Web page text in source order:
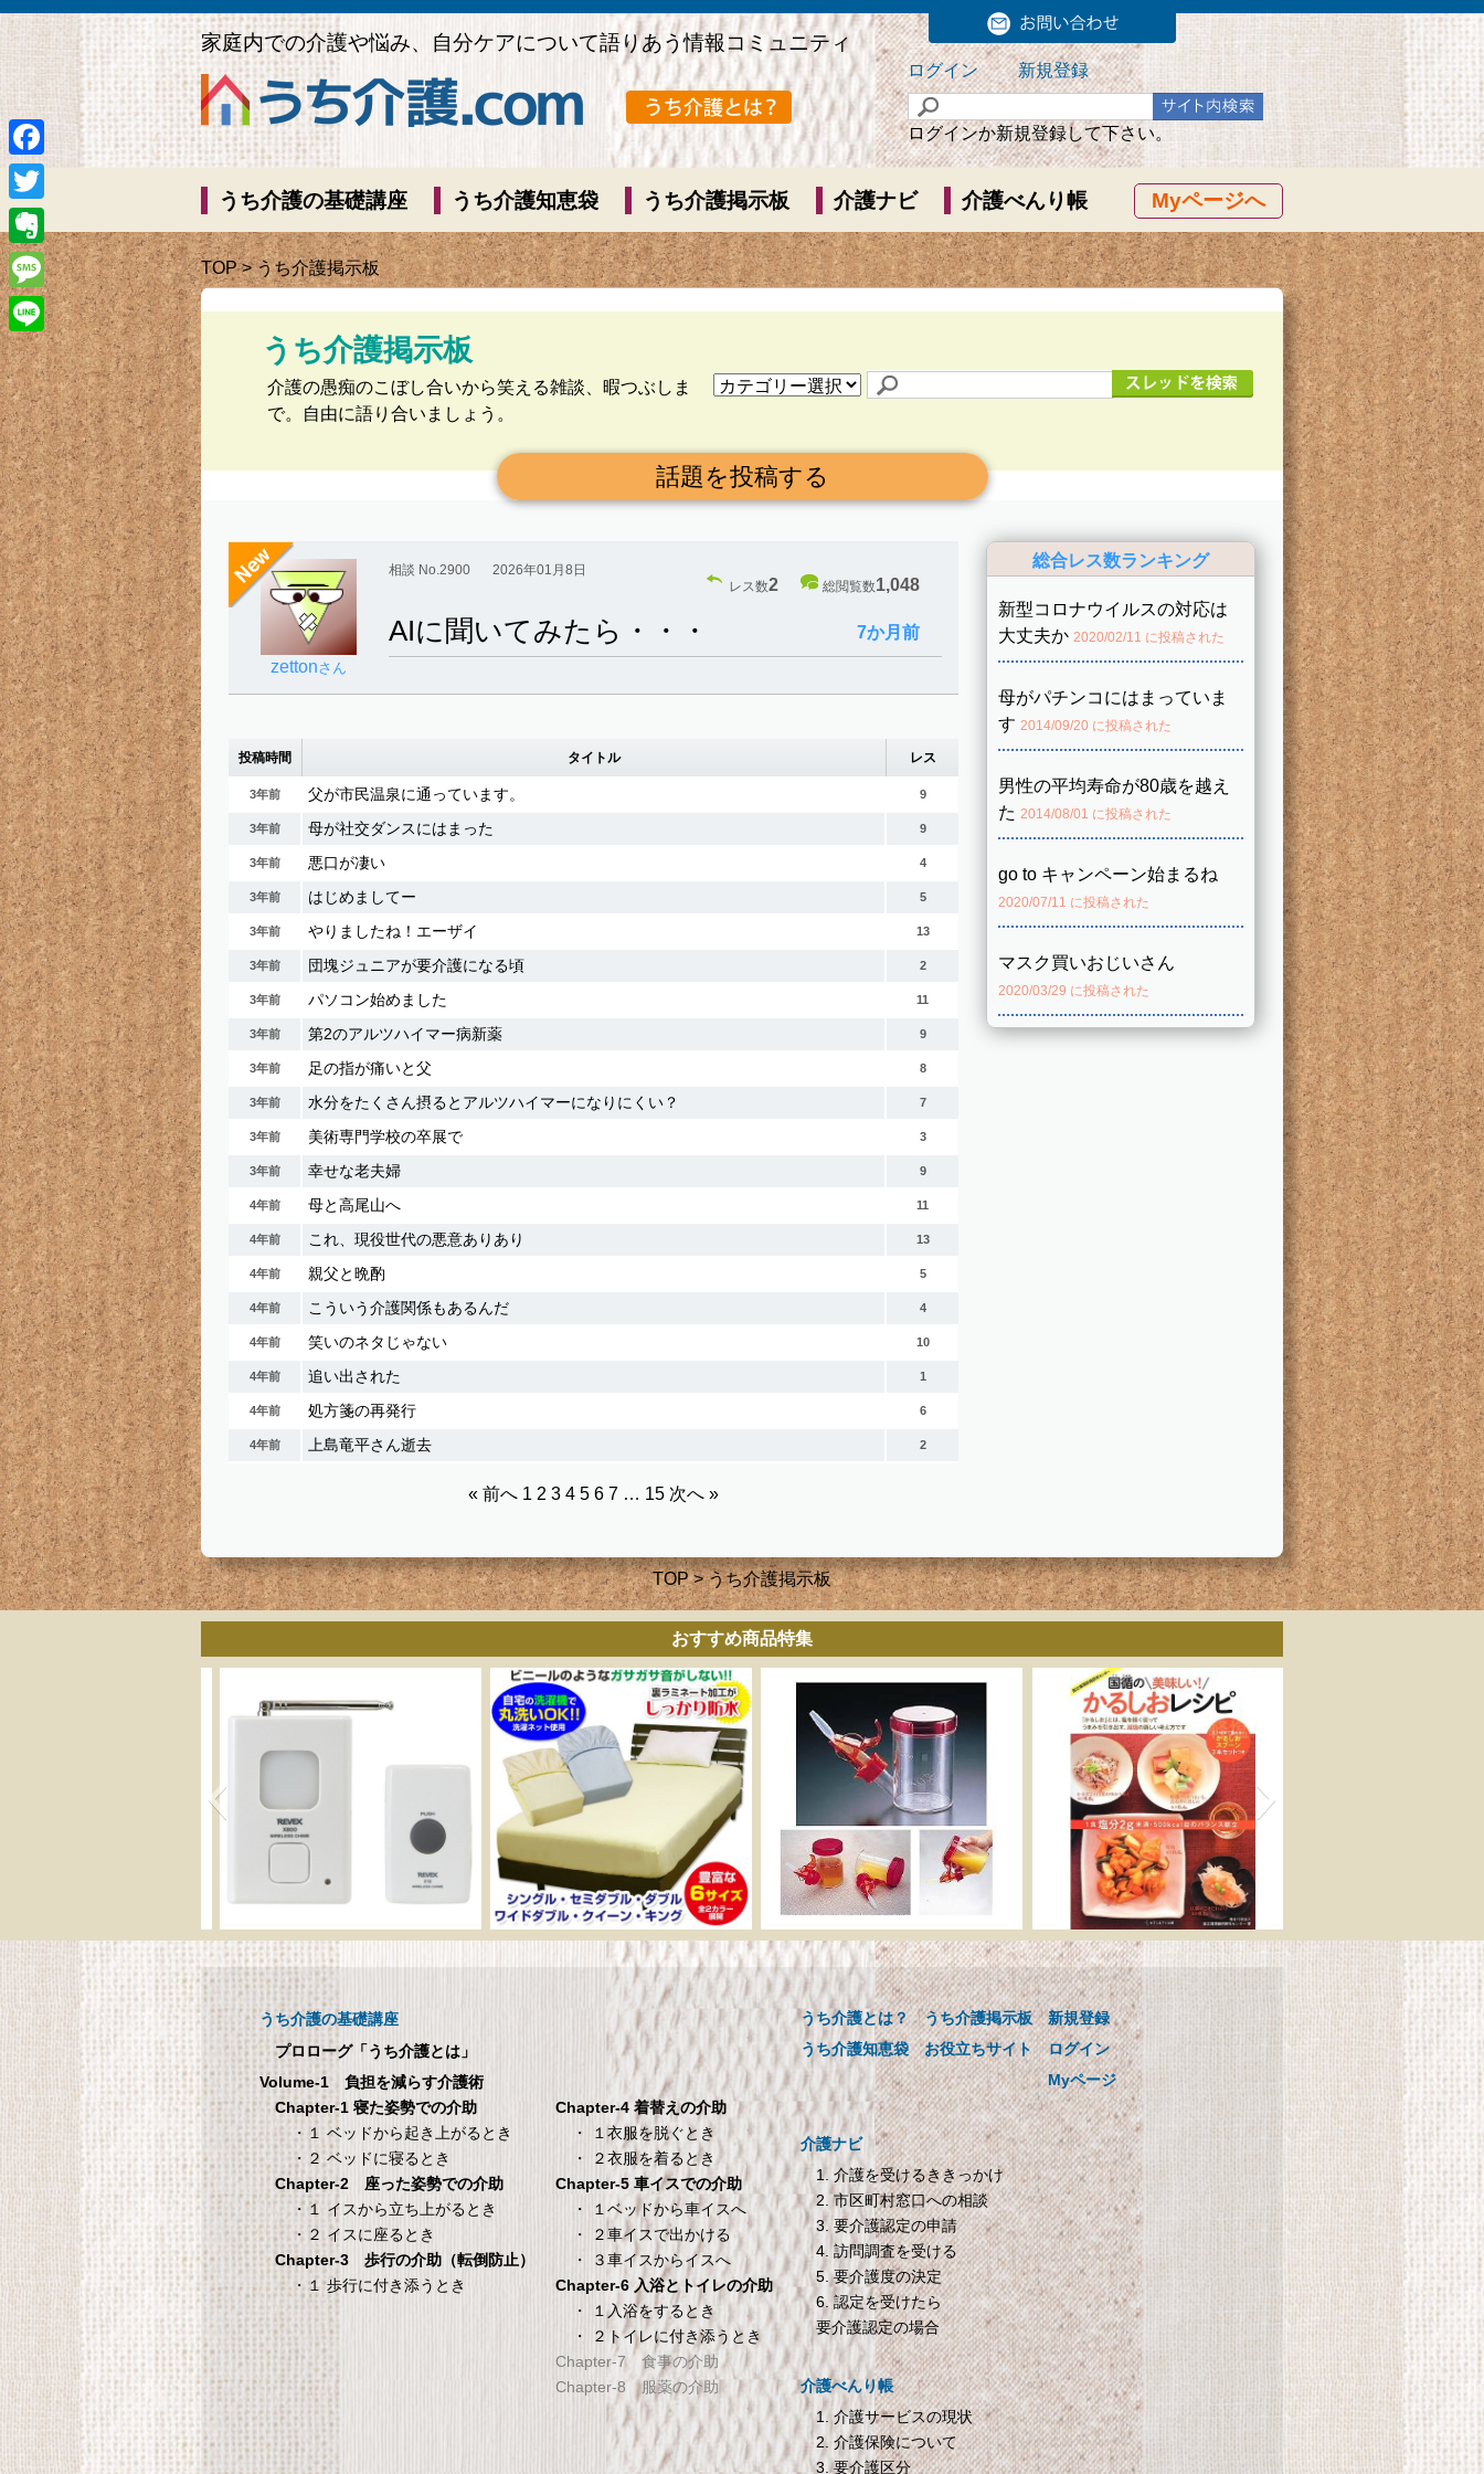
家庭内での介護や悩み、自分ケアについて語りあう情報コミュニティ
ログイン 新規登録
ログインか新規登録して下さい。
Myページへ
うち介護の基礎講座 うち介護知恵袋 うち介護掲示板 介護ナビ 介護べんり帳
TOP> うち介護掲示板
うち介護掲示板
介護の愚痴のこぼし合いから笑える雑談、暇つぶしま
で。自由に語り合いましょう。
話題を投稿する
zettonさん
相談 No.2900
2026年01月8日
レス数2 総閲覧数1,048
7か月前
AIに聞いてみたら・・・
投稿時間 タイトル レス
3年前 父が市民温泉に通っています。 9
3年前 母が社交ダンスにはまった 9
3年前 悪口が凄い 4
3年前 はじめましてー 5
3年前 やりましたね！エーザイ 13
3年前 団塊ジュニアが要介護になる頃 2
3年前 パソコン始めました 11
3年前 第2のアルツハイマー病新薬 9
3年前 足の指が痛いと父 8
3年前 水分をたくさん摂るとアルツハイマーになりにくい？ 7
3年前 美術専門学校の卒展で 3
3年前 幸せな老夫婦 9
4年前 母と高尾山へ 11
4年前 これ、現役世代の悪意ありあり 13
4年前 親父と晩酌 5
4年前 こういう介護関係もあるんだ 4
4年前 笑いのネタじゃない 10
4年前 追い出された 1
4年前 処方箋の再発行 6
4年前 上島竜平さん逝去 2
« 前へ 1 2 3 4 5 6 7 … 15 次へ »
総合レス数ランキング
新型コロナウイルスの対応は
大丈夫か 2020/02/11 に投稿された
母がパチンコにはまっていま
す 2014/09/20 に投稿された
男性の平均寿命が80歳を越え
た 2014/08/01 に投稿された
go to キャンペーン始まるね
2020/07/11 に投稿された
マスク買いおじいさん
2020/03/29 に投稿された
TOP> うち介護掲示板
おすすめ商品特集
際病院の 愛情健
康レシピ
病院の 愛情健康レシピ
呼び出しチャイムセット
X810
呼び出しチャイムセット X810
メーカー直販 ベッド用ボ
ックスシーツ 防水シー
ツ 【介護シーツ･ベッド
用防水シーツ】シングル
100×200×30cm クリーム
メーカー直販 ベッド用ボックス
シーツ 防水シーツ 【介護シーツ･
ベッド用防水シーツ】シングル
100×200×30cm クリーム
介助用食器 らくらくゴ
ックンスープ・お茶用
【介護用品】
介助用食器 らくらくゴックンス
ープ・お茶用【介護用品】
国循の美味しい! かるし
おレシピ 0.1mlまで量れ
る! かるしおスプーン3本
セットつき
国循の美味しい! かるしおレシピ
0.1mlまで量れる! かるしおスプー
ン3本セットつき
タンスのゲン 介護用ベ
ッドテーブル キャスタ
ー付き 伸縮式 高さ調節
可能 Licht リヒト
65090050BR
タンスのゲン 介護用ベッドテー
ブル キャスター付き 伸縮式 高さ
調節可能 Licht リヒト
65090050BR
TANITA 【乗った人をピ
タリと当てる「乗るピタ
機能」搭載】 体組成計
ホワイト BC-754-WH
TANITA 【乗った人をピタリと当
てる「乗るピタ機能」搭載】 体
組成計 ホワイト BC-754-WH
オムロン HEM-7200 自
動血圧計
オムロン HEM-7200 自動血圧計
SHARP プラズマクラス
ター搭載 加湿機 気化式
パーソナルタイプ ブル
ー系 HV-C30-A
SHARP プラズマクラスター搭載
加湿機 気化式 パーソナルタイプ
ブルー系 HV-C30-A
うち介護の基礎講座
プロローグ「うち介護とは」
Volume-1 負担を減らす介護術
Chapter-1 寝た姿勢での介助
・１ ベッドから起き上がるとき
・２ ベッドに寝るとき
Chapter-2 座った姿勢での介助
・１ イスから立ち上がるとき
・２ イスに座るとき
Chapter-3 歩行の介助（転倒防止）
・１ 歩行に付き添うとき
Chapter-4 着替えの介助
・ １衣服を脱ぐとき
・ ２衣服を着るとき
Chapter-5 車イスでの介助
・ １ベッドから車イスへ
・ ２車イスで出かける
・ ３車イスからイスへ
Chapter-6 入浴とトイレの介助
・ １入浴をするとき
・ ２トイレに付き添うとき
Chapter-7 食事の介助
Chapter-8 服薬の介助
うち介護とは？
うち介護知恵袋
うち介護掲示板
お役立ちサイト
新規登録
ログイン
Myページ
介護ナビ
1. 介護を受けるききっかけ
2. 市区町村窓口への相談
3. 要介護認定の申請
4. 訪問調査を受ける
5. 要介護度の決定
6. 認定を受けたら
要介護認定の場合
介護べんり帳
1. 介護サービスの現状
2. 介護保険について
3. 要介護区分
Facebook
Twitter
Evernote
Message
Line